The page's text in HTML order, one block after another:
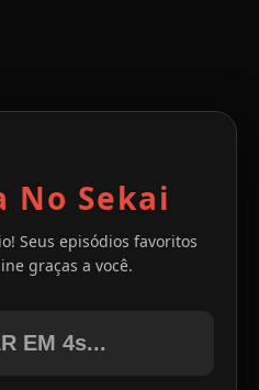
No Sekai
Seus episódios favoritos
graças a você.
EM 4s...